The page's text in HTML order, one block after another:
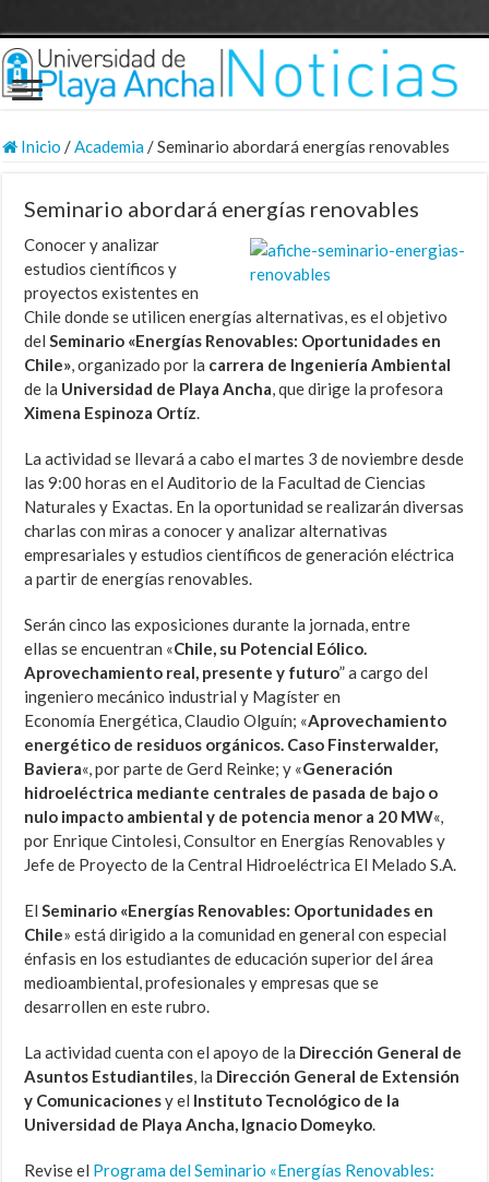
Inicio /Academia/Seminario abordará energías renovables
Seminario abordará energías renovables
Conocer y analizar
estudios científicos y
proyectos existentes en
Chile donde se utilicen energías alternativas, es el objetivo
delSeminario «Energías Renovables: Oportunidades en
Chile», organizado por la carrera de Ingeniería Ambiental
de la Universidad de Playa Ancha, que dirige la profesora
Ximena Espinoza Ortíz.
La actividad se llevará a cabo el martes 3 de noviembre desde
las 9:00 horas en el Auditorio de la Facultad de Ciencias
Naturales y Exactas. En la oportunidad se realizarán diversas
charlas con miras a conocer y analizar alternativas
empresariales y estudios científicos de generación eléctrica
a partir de energías renovables.
Serán cinco las exposiciones durante la jornada, entre
ellas se encuentran «Chile, su Potencial Eólico.
Aprovechamiento real, presente y futuro” a cargo del
ingeniero mecánico industrial y Magíster en
Economía Energética, Claudio Olguín; «Aprovechamiento
energético de residuos orgánicos. Caso Finsterwalder,
Baviera«, por parte de Gerd Reinke; y «Generación
hidroeléctrica mediante centrales de pasada de bajo o
nulo impacto ambiental y de potencia menor a 20 MW«,
por Enrique Cintolesi, Consultor en Energías Renovables y
Jefe de Proyecto de la Central Hidroeléctrica El Melado S.A.
ElSeminario «Energías Renovables: Oportunidades en
Chile» está dirigido a la comunidad en general con especial
énfasis en los estudiantes de educación superior del área
medioambiental, profesionales y empresas que se
desarrollen en este rubro.
La actividad cuenta con el apoyo de la Dirección General de
Asuntos Estudiantiles, la Dirección General de Extensión
y Comunicacionesy el Instituto Tecnológico de la
Universidad de Playa Ancha, Ignacio Domeyko.
Revise el Programa del Seminario «Energías Renovables: